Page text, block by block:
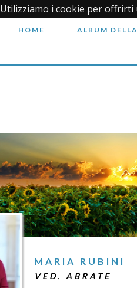
Utilizziamo i cookie per offrirti
HOME ALBUM
MARIA RUBINI
VED. ABRATE